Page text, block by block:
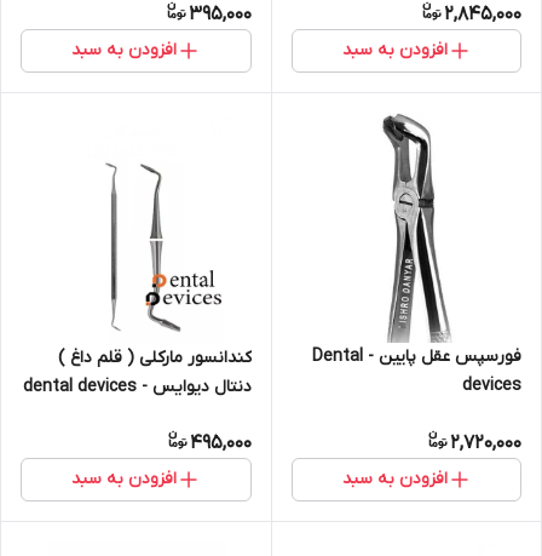
2,845,000
افزودن به سبد
395,000
افزودن به سبد
فورسپس عقل پایین - Dental
devices
2,720,000
افزودن به سبد
کندانسور مارکلی ( قلم داغ )
دنتال دیوایس - dental devices
495,000
افزودن به سبد